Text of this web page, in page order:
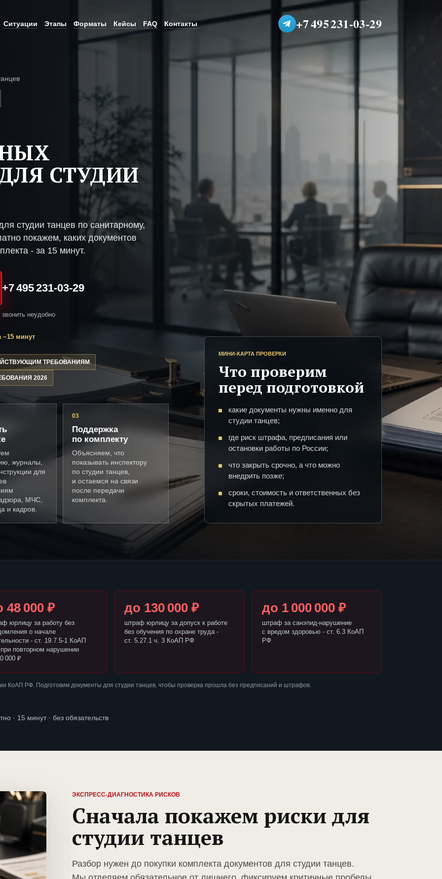
Ситуации Этапы Форматы Кейсы FAQ Контакты +7 495 231-03-29
СТУДИИ
студии танцев по санитарному,
покажем, каких документов
- за 15 минут.
+7 495 231-03-29
неудобно
~15 минут
ТРЕБОВАНИЯМ
2026
журналы,
для
МЧС,
и кадров.
03
Поддержка
по комплекту
Объясняем, что
показывать инспектору
по студии танцев,
и остаемся на связи
после передачи
комплекта.
МИНИ-КАРТА ПРОВЕРКИ
Что проверим
перед подготовкой
какие документы нужны именно для
студии танцев;
где риск штрафа, предписания или
остановки работы по России;
что закрыть срочно, а что можно
внедрить позже;
сроки, стоимость и ответственных без
скрытых платежей.
48 000 ₽
юрлицу за работу без
о начале
- ст. 19.7.5-1 КоАП
повторном нарушении
000 ₽
до 130 000 ₽
штраф юрлицу за допуск к работе
без обучения по охране труда -
ст. 5.27.1 ч. 3 КоАП РФ
до 1 000 000 ₽
штраф за санэпид-нарушение
с вредом здоровью - ст. 6.3 КоАП
РФ
КоАП РФ. Подготовим документы для студии танцев, чтобы проверка прошла без предписаний и штрафов.
· 15 минут · без обязательств
ЭКСПРЕСС-ДИАГНОСТИКА РИСКОВ
Сначала покажем риски для
студии танцев
Разбор нужен до покупки комплекта документов для студии танцев.